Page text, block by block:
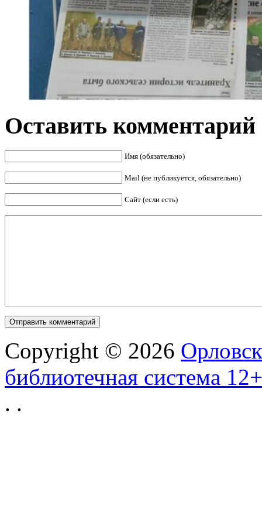
Оставить комментарий
Имя (обязательно)
Mail (не публикуется, обязательно)
Сайт (если есть)
Copyright © 2026
библиотечная система 12+
. .